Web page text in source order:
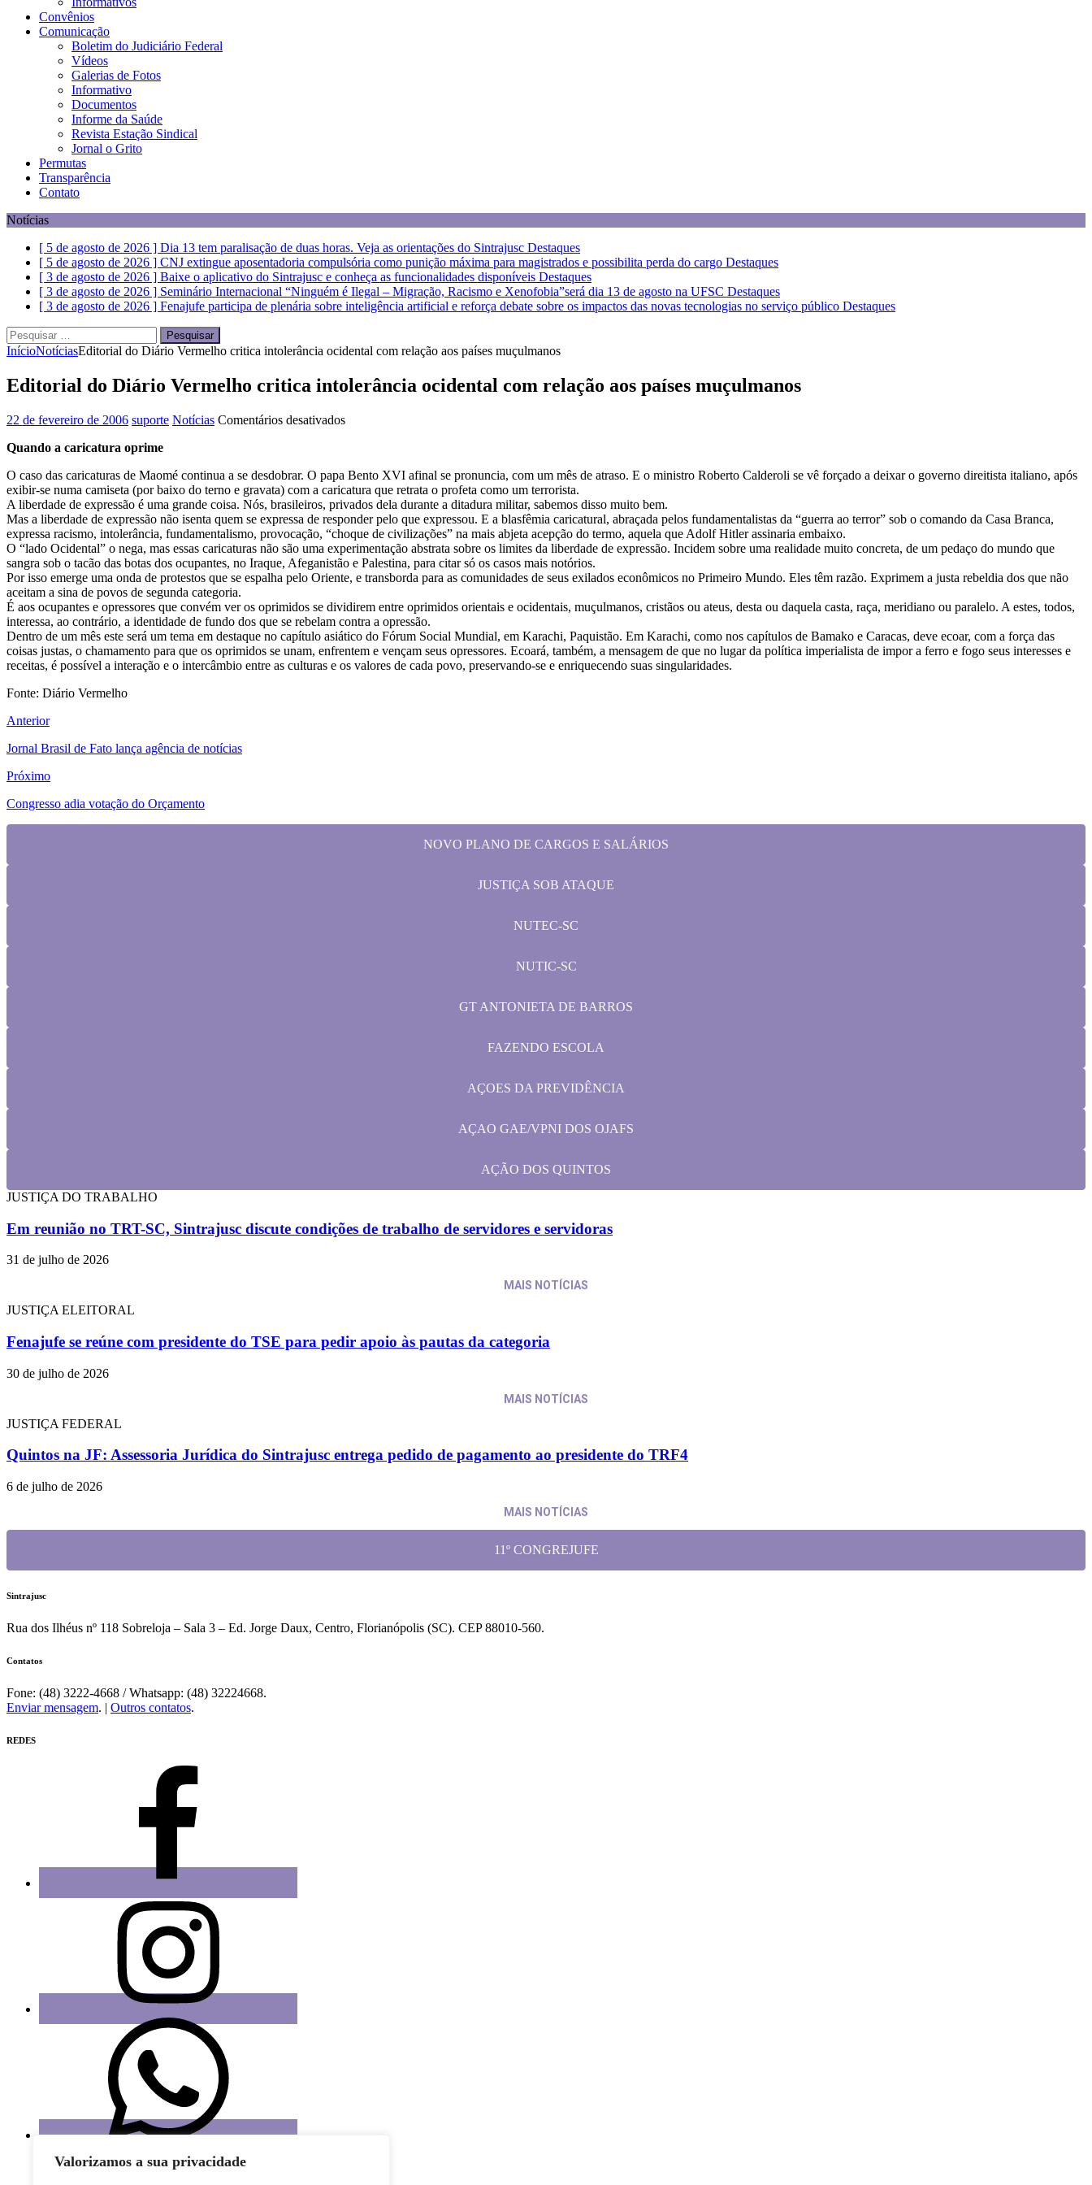
Valorizamos a sua privacidade
Convênios
Comunicação
Boletim do Judiciário Federal
Vídeos
Galerias de Fotos
Informativo
Documentos
Informe da Saúde
Revista Estação Sindical
Jornal o Grito
Permutas
Transparência
Contato
Notícias
[ 5 de agosto de 2026 ] Dia 13 tem paralisação de duas horas. Veja as orientações do Sintrajusc Destaques
[ 5 de agosto de 2026 ] CNJ extingue aposentadoria compulsória como punição máxima para magistrados e possibilita perda do cargo Destaques
[ 3 de agosto de 2026 ] Baixe o aplicativo do Sintrajusc e conheça as funcionalidades disponíveis Destaques
[ 3 de agosto de 2026 ] Seminário Internacional “Ninguém é Ilegal – Migração, Racismo e Xenofobia”será dia 13 de agosto na UFSC Destaques
[ 3 de agosto de 2026 ] Fenajufe participa de plenária sobre inteligência artificial e reforça debate sobre os impactos das novas tecnologias no serviço público Destaques
Pesquisar
por:
InícioNotíciasEditorial do Diário Vermelho critica intolerância ocidental com relação aos países muçulmanos
Editorial do Diário Vermelho critica intolerância ocidental com relação aos países muçulmanos
22 de fevereiro de 2006 suporte Notícias Comentários desativadosem
Vermelho
critica
intolerância
ocidental
com
relação
aos
países
Quando a caricatura oprime
O caso das caricaturas de Maomé continua a se desdobrar. O papa Bento XVI afinal se pronuncia, com um mês de atraso. E o ministro Roberto Calderoli se vê forçado a deixar o governo direitista italiano, após
exibir-se numa camiseta (por baixo do terno e gravata) com a caricatura que retrata o profeta como um terrorista.
A liberdade de expressão é uma grande coisa. Nós, brasileiros, privados dela durante a ditadura militar, sabemos disso muito bem.
Mas a liberdade de expressão não isenta quem se expressa de responder pelo que expressou. E a blasfêmia caricatural, abraçada pelos fundamentalistas da “guerra ao terror” sob o comando da Casa Branca,
expressa racismo, intolerância, fundamentalismo, provocação, “choque de civilizações” na mais abjeta acepção do termo, aquela que Adolf Hitler assinaria embaixo.
O “lado Ocidental” o nega, mas essas caricaturas não são uma experimentação abstrata sobre os limites da liberdade de expressão. Incidem sobre uma realidade muito concreta, de um pedaço do mundo que
sangra sob o tacão das botas dos ocupantes, no Iraque, Afeganistão e Palestina, para citar só os casos mais notórios.
Por isso emerge uma onda de protestos que se espalha pelo Oriente, e transborda para as comunidades de seus exilados econômicos no Primeiro Mundo. Eles têm razão. Exprimem a justa rebeldia dos que não
aceitam a sina de povos de segunda categoria.
É aos ocupantes e opressores que convém ver os oprimidos se dividirem entre oprimidos orientais e ocidentais, muçulmanos, cristãos ou ateus, desta ou daquela casta, raça, meridiano ou paralelo. A estes, todos,
interessa, ao contrário, a identidade de fundo dos que se rebelam contra a opressão.
Dentro de um mês este será um tema em destaque no capítulo asiático do Fórum Social Mundial, em Karachi, Paquistão. Em Karachi, como nos capítulos de Bamako e Caracas, deve ecoar, com a força das
coisas justas, o chamamento para que os oprimidos se unam, enfrentem e vençam seus opressores. Ecoará, também, a mensagem de que no lugar da política imperialista de impor a ferro e fogo seus interesses e
receitas, é possível a interação e o intercâmbio entre as culturas e os valores de cada povo, preservando-se e enriquecendo suas singularidades.
Fonte: Diário Vermelho
Anterior
Jornal Brasil de Fato lança agência de notícias
Próximo
Congresso adia votação do Orçamento
NOVO PLANO DE CARGOS E SALÁRIOS
JUSTIÇA SOB ATAQUE
NUTEC-SC
NUTIC-SC
GT ANTONIETA DE BARROS
FAZENDO ESCOLA
AÇOES DA PREVIDÊNCIA
AÇAO GAE/VPNI DOS OJAFS
AÇÃO DOS QUINTOS
JUSTIÇA DO TRABALHO
Em reunião no TRT-SC, Sintrajusc discute condições de trabalho de servidores e servidoras
31 de julho de 2026
MAIS NOTÍCIAS
JUSTIÇA ELEITORAL
Fenajufe se reúne com presidente do TSE para pedir apoio às pautas da categoria
30 de julho de 2026
MAIS NOTÍCIAS
JUSTIÇA FEDERAL
Quintos na JF: Assessoria Jurídica do Sintrajusc entrega pedido de pagamento ao presidente do TRF4
6 de julho de 2026
MAIS NOTÍCIAS
11º CONGREJUFE
Sintrajusc
Rua dos Ilhéus nº 118 Sobreloja – Sala 3 – Ed. Jorge Daux, Centro, Florianópolis (SC). CEP 88010-560.
Contatos
Fone: (48) 3222-4668 / Whatsapp: (48) 32224668.
Enviar mensagem. | Outros contatos.
REDES